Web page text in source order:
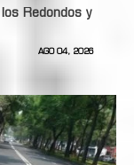
Redondos y
AGO 04, 2026